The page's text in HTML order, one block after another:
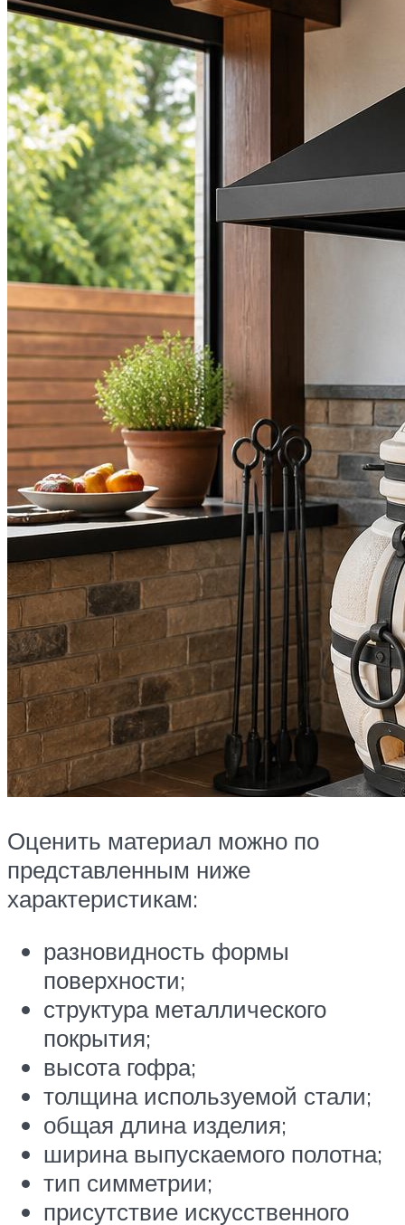
Оценить материал можно по
представленным ниже
характеристикам:
разновидность формы
поверхности;
структура металлического
покрытия;
высота гофра;
толщина используемой стали;
общая длина изделия;
ширина выпускаемого полотна;
тип симметрии;
присутствие искусственного